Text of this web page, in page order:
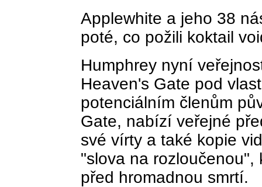
Applewhite a jeho 38
poté, co požili koktail
Humphrey nyní
Heaven's Gate pod
potenciálním členům
Gate, nabízí veřejné
své vírty a také kopie
"slova na rozloučenou",
před hromadnou smrtí.